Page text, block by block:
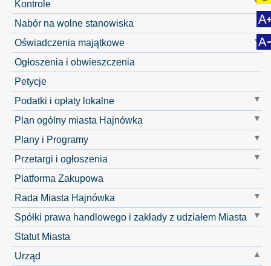
Kontrole
Nabór na wolne stanowiska
Oświadczenia majątkowe
Ogłoszenia i obwieszczenia
Petycje
Podatki i opłaty lokalne
Plan ogólny miasta Hajnówka
Plany i Programy
Przetargi i ogłoszenia
Platforma Zakupowa
Rada Miasta Hajnówka
Spółki prawa handlowego i zakłady z udziałem Miasta
Statut Miasta
Urząd